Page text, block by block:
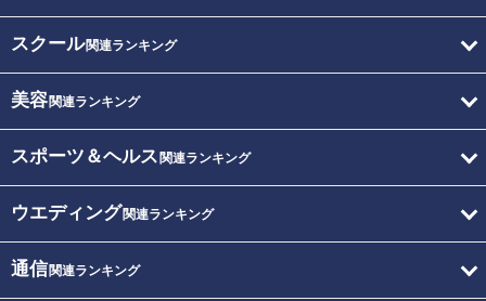
スクール関連ランキング
美容関連ランキング
スポーツ＆ヘルス 関連ランキング
ウエディング関連ランキング
通信関連ランキング